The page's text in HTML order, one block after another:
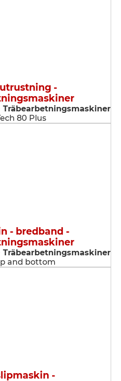
-
Träbearbetningsmaskiner
80 Plus
- bredband -
Träbearbetningsmaskiner
and bottom
-